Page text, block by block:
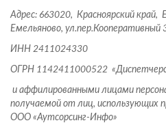
Адрес: 663020, Красноярский край,
Емельяново, ул.пер.Кооперативный
ИНН 2411024330
ОГРН 1142411000522
и аффилированными лицами
получаемой от лиц, использующих
ООО «Аутсорсинг-Инфо»